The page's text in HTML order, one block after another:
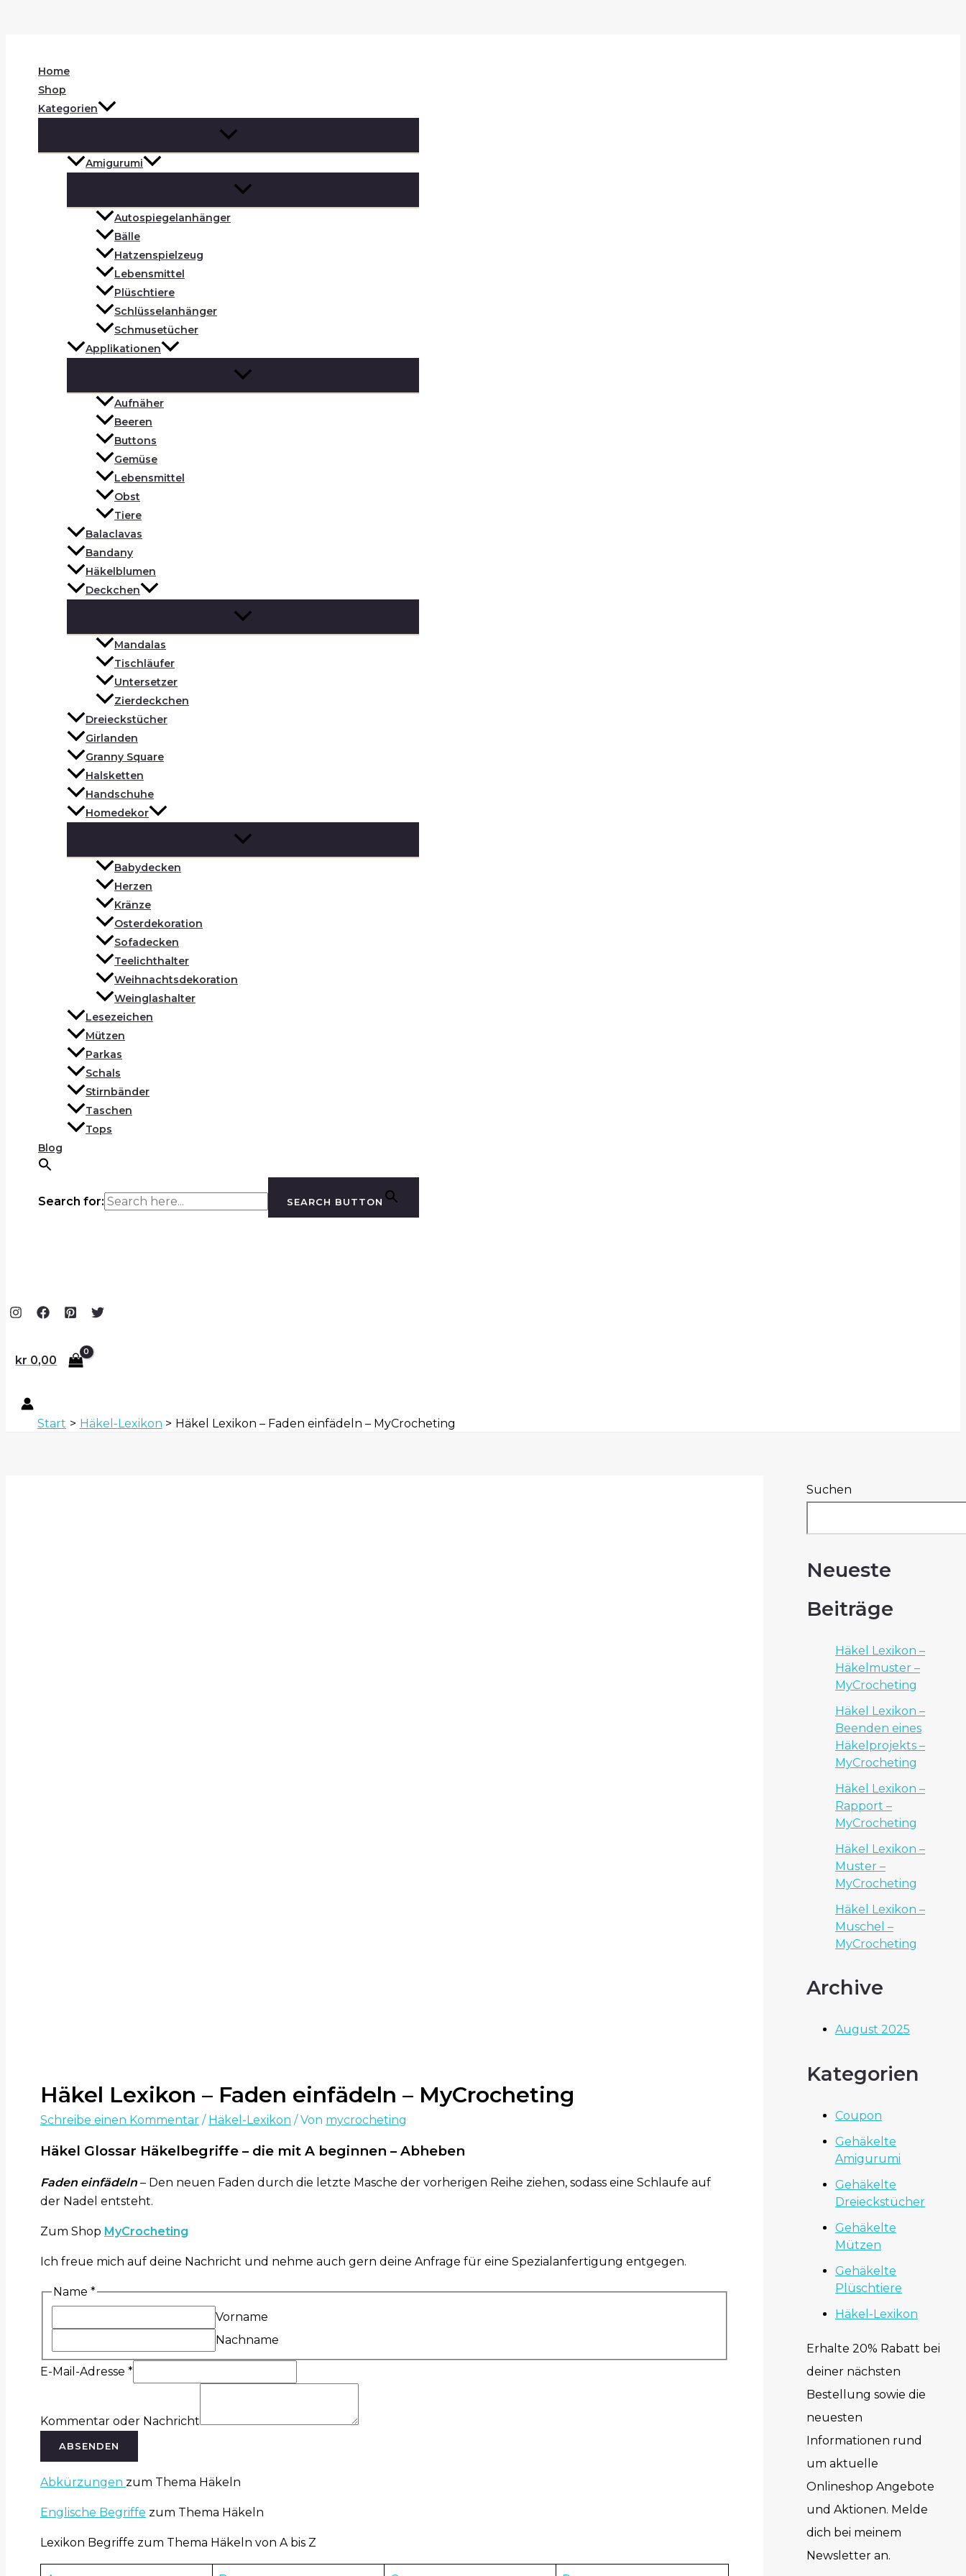
Home
Shop
Kategorien
Amigurumi
Autospiegelanhänger
Bälle
Hatzenspielzeug
Lebensmittel
Plüschtiere
Schlüsselanhänger
Schmusetücher
Applikationen
Aufnäher
Beeren
Buttons
Gemüse
Lebensmittel
Obst
Tiere
Balaclavas
Bandany
Häkelblumen
Deckchen
Mandalas
Tischläufer
Untersetzer
Zierdeckchen
Dreieckstücher
Girlanden
Granny Square
Halsketten
Handschuhe
Homedekor
Babydecken
Herzen
Kränze
Osterdekoration
Sofadecken
Teelichthalter
Weihnachtsdekoration
Weinglashalter
Lesezeichen
Mützen
Parkas
Schals
Stirnbänder
Taschen
Tops
Blog
Search for: SEARCH BUTTON
kr 0,00
Start Häkel-Lexikon Häkel Lexikon – Faden einfädeln – MyCrocheting
Häkel Lexikon – Faden einfädeln – MyCrocheting
Schreibe einen Kommentar / Häkel-Lexikon / Von mycrocheting
Häkel Glossar Häkelbegriffe – die mit A beginnen – Abheben
Faden einfädeln – Den neuen Faden durch die letzte Masche der vorherigen Reihe ziehen, sodass eine Schlaufe auf
der Nadel entsteht.
Zum Shop MyCrocheting
Ich freue mich auf deine Nachricht und nehme auch gern deine Anfrage für eine Spezialanfertigung entgegen.
Name *
Vorname
Nachname
E-Mail-Adresse *
Kommentar oder Nachricht
ABSENDEN
Abkürzungen zum Thema Häkeln
Englische Begriffe zum Thema Häkeln
Lexikon Begriffe zum Thema Häkeln von A bis Z
Suchen
Neueste
Beiträge
Häkel Lexikon –
Häkelmuster –
MyCrocheting
Häkel Lexikon –
Beenden eines
Häkelprojekts –
MyCrocheting
Häkel Lexikon –
Rapport –
MyCrocheting
Häkel Lexikon –
Muster –
MyCrocheting
Häkel Lexikon –
Muschel –
MyCrocheting
Archive
August 2025
Kategorien
Coupon
Gehäkelte
Amigurumi
Gehäkelte
Dreieckstücher
Gehäkelte
Mützen
Gehäkelte
Plüschtiere
Häkel-Lexikon
Erhalte 20% Rabatt bei
deiner nächsten
Bestellung sowie die
neuesten
Informationen rund
um aktuelle
Onlineshop Angebote
und Aktionen. Melde
dich bei meinem
Newsletter an.